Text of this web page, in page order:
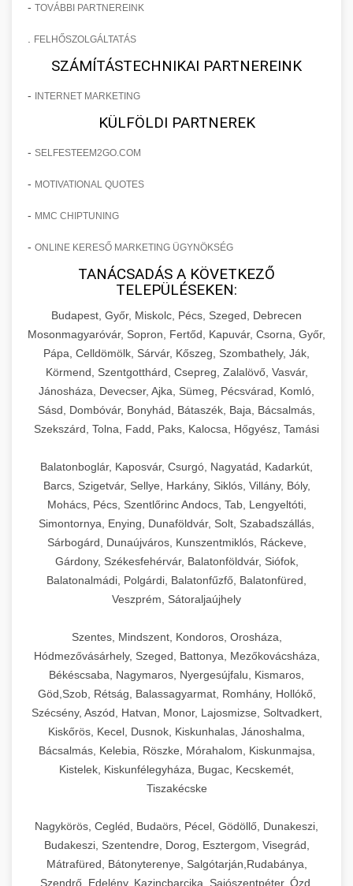
- TOVÁBBI PARTNEREINK
FELHŐSZOLGÁLTATÁS
SZÁMÍTÁSTECHNIKAI PARTNEREINK
- INTERNET MARKETING
KÜLFÖLDI PARTNEREK
- SELFESTEEM2GO.COM
- MOTIVATIONAL QUOTES
- MMC CHIPTUNING
- ONLINE KERESŐ MARKETING ÜGYNÖKSÉG
TANÁCSADÁS A KÖVETKEZŐ
TELEPÜLÉSEKEN:
Budapest, Győr, Miskolc, Pécs, Szeged, Debrecen
Mosonmagyaróvár, Sopron, Fertőd, Kapuvár, Csorna, Győr,
Pápa, Celldömölk, Sárvár, Kőszeg, Szombathely, Ják,
Körmend, Szentgotthárd, Csepreg, Zalalövő, Vasvár,
Jánosháza, Devecser, Ajka, Sümeg, Pécsvárad, Komló,
Sásd, Dombóvár, Bonyhád, Bátaszék, Baja, Bácsalmás,
Szekszárd, Tolna, Fadd, Paks, Kalocsa, Hőgyész, Tamási
Balatonboglár, Kaposvár, Csurgó, Nagyatád, Kadarkút,
Barcs, Szigetvár, Sellye, Harkány, Siklós, Villány, Bóly,
Mohács, Pécs, Szentlőrinc Andocs, Tab, Lengyeltóti,
Simontornya, Enying, Dunaföldvár, Solt, Szabadszállás,
Sárbogárd, Dunaújváros, Kunszentmiklós, Ráckeve,
Gárdony, Székesfehérvár, Balatonföldvár, Siófok,
Balatonalmádi, Polgárdi, Balatonfűzfő, Balatonfüred,
Veszprém, Sátoraljaújhely
Szentes, Mindszent, Kondoros, Orosháza,
Hódmezővásárhely, Szeged, Battonya, Mezőkovácsháza,
Békéscsaba, Nagymaros, Nyergesújfalu, Kismaros,
Göd,Szob, Rétság, Balassagyarmat, Romhány, Hollókő,
Szécsény, Aszód, Hatvan, Monor, Lajosmizse, Soltvadkert,
Kiskőrös, Kecel, Dusnok, Kiskunhalas, Jánoshalma,
Bácsalmás, Kelebia, Röszke, Mórahalom, Kiskunmajsa,
Kistelek, Kiskunfélegyháza, Bugac, Kecskemét,
Tiszakécske
Nagykörös, Cegléd, Budaörs, Pécel, Gödöllő, Dunakeszi,
Budakeszi, Szentendre, Dorog, Esztergom, Visegrád,
Mátrafüred, Bátonyterenye, Salgótarján,Rudabánya,
Szendrő, Edelény, Kazincbarcika, Sajószentpéter, Ózd,